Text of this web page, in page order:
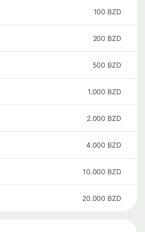
100 BZD
200 BZD
500 BZD
1.000 BZD
2.000 BZD
4.000 BZD
10.000 BZD
20.000 BZD